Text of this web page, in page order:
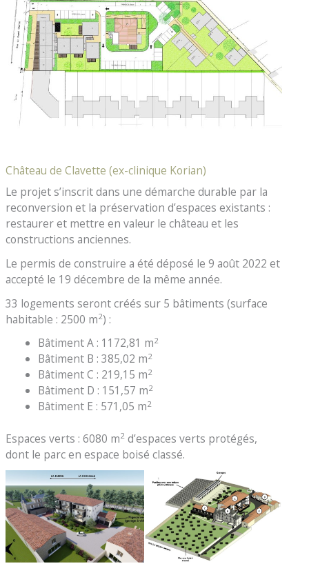
Château de Clavette (ex-clinique Korian)
Le projet s’inscrit dans une démarche durable par la
reconversion et la préservation d’espaces existants :
restaurer et mettre en valeur le château et les
constructions anciennes.
Le permis de construire a été déposé le 9 août 2022 et
accepté le 19 décembre de la même année.
33 logements seront créés sur 5 bâtiments (surface
habitable : 2500 m2) :
Bâtiment A : 1172,81 m2
Bâtiment B : 385,02 m2
Bâtiment C : 219,15 m2
Bâtiment D : 151,57 m2
Bâtiment E : 571,05 m2
Espaces verts : 6080 m2 d’espaces verts protégés,
dont le parc en espace boisé classé.